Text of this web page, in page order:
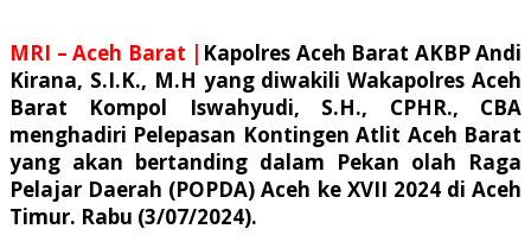
MRI – Aceh Barat | Kapolres Aceh Barat AKBP Andi
Kirana, S.I.K., M.H yang diwakili Wakapolres Aceh
Barat Kompol Iswahyudi, S.H., CPHR., CBA
menghadiri Pelepasan Kontingen Atlit Aceh Barat
yang akan bertanding dalam Pekan olah Raga
Pelajar Daerah (POPDA) Aceh ke XVII 2024 di Aceh
Timur. Rabu (3/07/2024).